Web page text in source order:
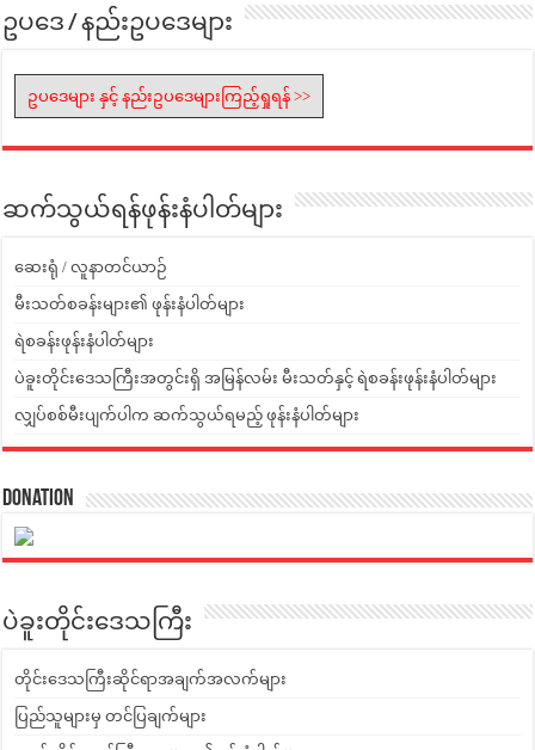
ဥပဒေ / နည်းဥပဒေများ
ဥပဒေများ နှင့် နည်းဥပဒေများကြည့်ရှုရန် >>
ဆက်သွယ်ရန်ဖုန်းနံပါတ်များ
ဆေးရုံ / လူနာတင်ယာဉ်
မီးသတ်စခန်းများ၏ ဖုန်းနံပါတ်များ
ရဲစခန်းဖုန်းနံပါတ်များ
ပဲခူးတိုင်းဒေသကြီးအတွင်းရှိ အမြန်လမ်း မီးသတ်နှင့် ရဲစခန်းဖုန်းနံပါတ်များ
လျှပ်စစ်မီးပျက်ပါက ဆက်သွယ်ရမည့် ဖုန်းနံပါတ်များ
Donation
ပဲခူးတိုင်းဒေသကြီး
တိုင်းဒေသကြီးဆိုင်ရာအချက်အလက်များ
ပြည်သူများမှ တင်ပြချက်များ